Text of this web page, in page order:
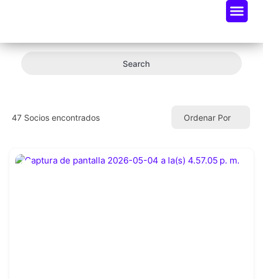
Search
47 Socios encontrados Ordenar Por